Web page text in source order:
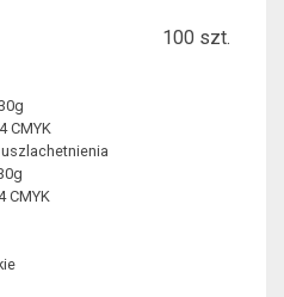
100 szt.
CMYK
CMYK